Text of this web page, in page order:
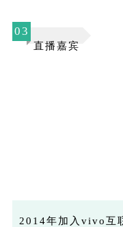
03
直播嘉宾
2014年加入vivo互